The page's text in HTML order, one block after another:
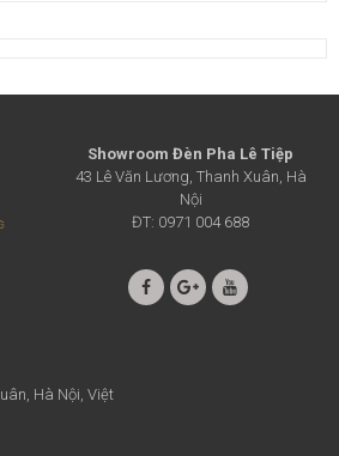
Showroom Đèn Pha Lê Tiệp
43 Lê Văn Lương, Thanh Xuân, Hà
Nội
ĐT: 0971 004 688
Hà Nội, Việt